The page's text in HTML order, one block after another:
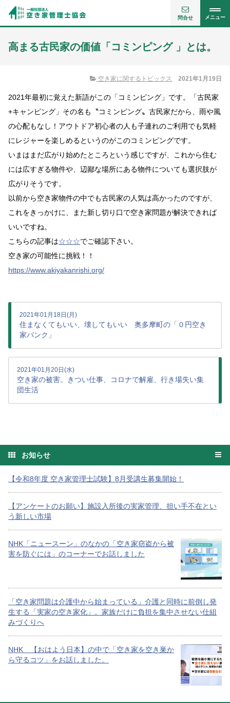
メニュー
問合せ
高まる古民家の価値「コミンピング 」とは。
空き家に関するトピックス 2021年1月19日
2021年最初に覚えた新語がこの「コミンピング」です。「古民家
+キャンピング」その名も〝コミンピング〟古民家だから、雨や風
の心配もなし！アウトドア初心者の人も子連れのご利用でも気軽
にレジャーを楽しめるというのがこのコミンピングです。
いまはまだ広がり始めたところという感じですが、これから住む
には広すぎる物件や、辺鄙な場所にある物件についても選択肢が
広がりそうです。
以前から空き家物件の中でも古民家の人気は高かったのですが、
これをきっかけに、また新し切り口で空き家問題が解決できれば
いいですね。
こちらの記事は☆☆☆でご確認下さい。
空き家の可能性に挑戦！！
https://www.akiyakanrishi.org/
2021年01月18日(月)
住まなくてもいい、壊してもいい 奥多摩町の「０円空き
家バンク」
2021年01月20日(水)
空き家の被害。きつい仕事、コロナで解雇、行き場失い集
団生活
お知らせ
【令和8年度 空き家管理士試験】8月受講生募集開始！
【アンケートのお願い】施設入所後の実家管理、担い手不在とい
う新しい市場
NHK「ニュースーン」のなかの「空き家窃盗から被
害を防ぐには」のコーナーでお話しました
「空き家問題は介護中から始まっている」介護と同時に前倒し発
生する「実家の空き家化」。家族だけに負担を集中させない仕組
みづくりへ
NHK 【おはよう日本】の中で「空き家を空き巣か
ら守るコツ」をお話しました。